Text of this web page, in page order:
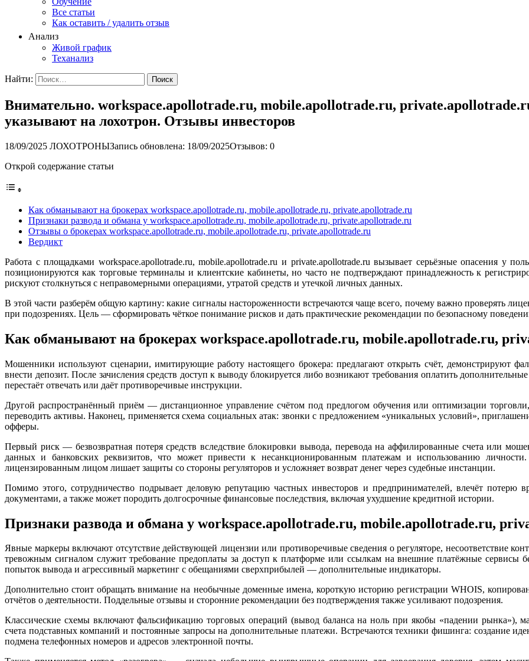
Все статьи
Как оставить / удалить отзыв
Анализ
Живой график
Теханализ
Найти:
Внимательно. workspace.apollotrade.ru, mobile.apollotrade.ru,
указывают на лохотрон. Отзывы инвесторов
18/09/2025 ЛОХОТРОНЫЗапись обновлена: 18/09/2025Отзывов: 0
Открой содержание статьи
Как обманывают на брокерах workspace.apollotrade.ru, mobile.apollotrade.ru, private.apollotrade.ru
Признаки развода и обмана у workspace.apollotrade.ru, mobile.apollotrade.ru, private.apollotrade.ru
Отзывы о брокерах workspace.apollotrade.ru, mobile.apollotrade.ru, private.apollotrade.ru
Вердикт
Работа с площадками workspace.apollotrade.ru, mobile.apollotrade.ru и private.apollotrade.ru вызывает серьёзные опасения у
позиционируются как торговые терминалы и клиентские кабинеты, но часто не подтверждают принадлежность к
рискуют столкнуться с неправомерными операциями, утратой средств и утечкой личных данных.
В этой части разберём общую картину: какие сигналы настороженности встречаются чаще всего, почему важно проверять
при подозрениях. Цель — сформировать чёткое понимание рисков и дать практические рекомендации по безопасному
Как обманывают на брокерах workspace.apollotrade.ru, mobile.apollotrade.ru,
Мошенники используют сценарии, имитирующие работу настоящего брокера: предлагают открыть счёт, демонстрируют
внести депозит. После зачисления средств доступ к выводу блокируется либо возникают требования оплатить
перестаёт отвечать или даёт противоречивые инструкции.
Другой распространённый приём — дистанционное управление счётом под предлогом обучения или оптимизации
переводить активы. Наконец, применяется схема социальных атак: звонки с предложением «уникальных условий»,
офферы.
Первый риск — безвозвратная потеря средств вследствие блокировки вывода, перевода на аффилированные счета или
данных и банковских реквизитов, что может привести к несанкционированным платежам и использованию
лицензированным лицом лишает защиты со стороны регуляторов и усложняет возврат денег через судебные инстанции.
Помимо этого, сотрудничество подрывает деловую репутацию частных инвесторов и предпринимателей, влечёт потерю
документами, а также может породить долгосрочные финансовые последствия, включая ухудшение кредитной истории.
Признаки развода и обмана у workspace.apollotrade.ru, mobile.apollotrade.ru,
Явные маркеры включают отсутствие действующей лицензии или противоречивые сведения о регуляторе, несоответствие
тревожным сигналом служит требование предоплаты за доступ к платформе или ссылкам на внешние платёжные сервисы
попыток вывода и агрессивный маркетинг с обещаниями сверхприбылей — дополнительные индикаторы.
Дополнительно стоит обращать внимание на необычные доменные имена, короткую историю регистрации WHOIS,
отчётов о деятельности. Поддельные отзывы и сторонние рекомендации без подтверждения также усиливают подозрения.
Классические схемы включают фальсификацию торговых операций (вывод баланса на ноль при якобы «падении рынка»),
счета подставных компаний и постоянные запросы на дополнительные платежи. Встречаются техники фишинга: создание
подмена телефонных номеров и адресов электронной почты.